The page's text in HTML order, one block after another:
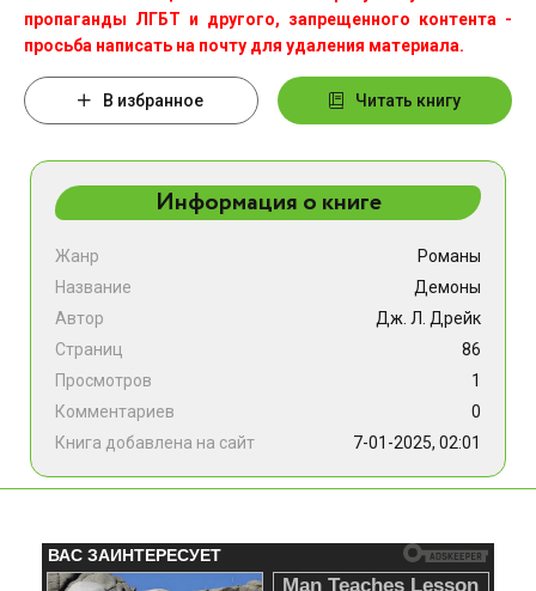
пропаганды ЛГБТ и другого, запрещенного контента -
просьба написать на почту для удаления материала.
В избранное Читать книгу
Информация о книге
Жанр
Романы
Название
Демоны
Автор
Дж. Л. Дрейк
Страниц
86
Просмотров
1
Комментариев
0
Книга добавлена на сайт
7-01-2025, 02:01